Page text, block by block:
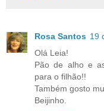
Rosa Santos 19
Olá Leia!
Pão de alho e
para o filhão!!
Também gosto
Beijinho.